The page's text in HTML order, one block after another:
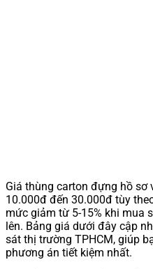
Giá thùng carton đựng hồ
10.000đ đến 30.000đ tùy
mức giảm từ 5-15% khi mua
lên. Bảng giá dưới đây cập
sát thị trường TPHCM, giúp
phương án tiết kiệm nhất.